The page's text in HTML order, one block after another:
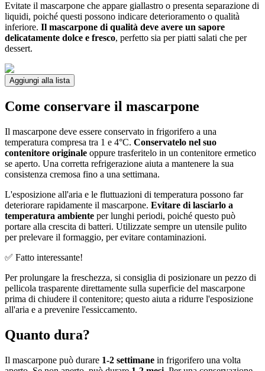
Evitate il mascarpone che appare giallastro o presenta separazione di
liquidi, poiché questi possono indicare deterioramento o qualità
inferiore. Il mascarpone di qualità deve avere un sapore
delicatamente dolce e fresco, perfetto sia per piatti salati che per
dessert.
Aggiungi alla lista
Come conservare il mascarpone
Il mascarpone deve essere conservato in frigorifero a una
temperatura compresa tra 1 e 4°C. Conservatelo nel suo
contenitore originale oppure trasferitelo in un contenitore ermetico
se aperto. Una corretta refrigerazione aiuta a mantenere la sua
consistenza cremosa fino a una settimana.
L'esposizione all'aria e le fluttuazioni di temperatura possono far
deteriorare rapidamente il mascarpone. Evitare di lasciarlo a
temperatura ambiente per lunghi periodi, poiché questo può
portare alla crescita di batteri. Utilizzate sempre un utensile pulito
per prelevare il formaggio, per evitare contaminazioni.
✅ Fatto interessante!
Per prolungare la freschezza, si consiglia di posizionare un pezzo di
pellicola trasparente direttamente sulla superficie del mascarpone
prima di chiudere il contenitore; questo aiuta a ridurre l'esposizione
all'aria e a prevenire l'essiccamento.
Quanto dura?
Il mascarpone può durare 1-2 settimane in frigorifero una volta